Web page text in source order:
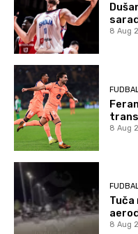
8 Aug
8 Aug
Tuča
8 Aug